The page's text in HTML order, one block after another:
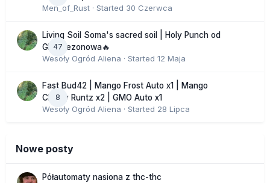
Men_of_Rust · Started 30 Czerwca
47
Living Soil Soma's sacred soil | Holy Punch od
GHS sezonowa🔥
Wesoły Ogród Aliena · Started 12 Maja
8
Fast Bud42 | Mango Frost Auto x1 | Mango
Cherry Runtz x2 | GMO Auto x1
Wesoły Ogród Aliena · Started 28 Lipca
Nowe posty
Półautomaty nasiona z thc-thc